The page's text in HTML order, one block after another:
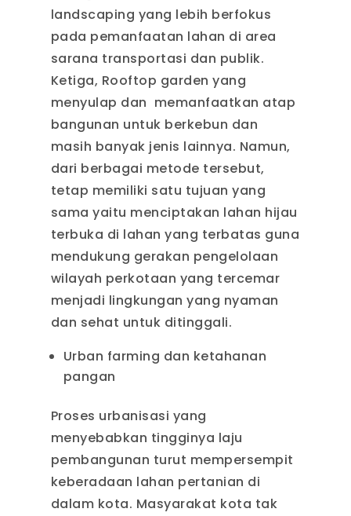
landscaping yang lebih berfokus
pada pemanfaatan lahan di area
sarana transportasi dan publik.
Ketiga, Rooftop garden yang
menyulap dan memanfaatkan atap
bangunan untuk berkebun dan
masih banyak jenis lainnya. Namun,
dari berbagai metode tersebut,
tetap memiliki satu tujuan yang
sama yaitu menciptakan lahan hijau
terbuka di lahan yang terbatas guna
mendukung gerakan pengelolaan
wilayah perkotaan yang tercemar
menjadi lingkungan yang nyaman
dan sehat untuk ditinggali.
Urban farming dan ketahanan
pangan
Proses urbanisasi yang
menyebabkan tingginya laju
pembangunan turut mempersempit
keberadaan lahan pertanian di
dalam kota. Masyarakat kota tak